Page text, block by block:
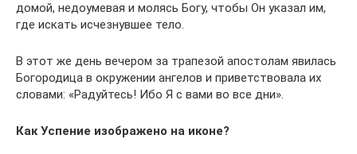
домой, недоумевая и молясь Богу, чтобы Он указал им,
где искать исчезнувшее тело.
В этот же день вечером за трапезой апостолам явилась
Богородица в окружении ангелов и приветствовала их
словами: «Радуйтесь! Ибо Я с вами во все дни».
Как Успение изображено на иконе?